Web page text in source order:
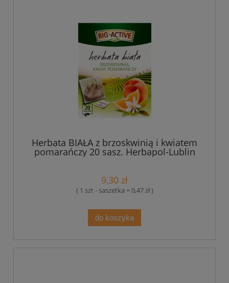
Herbata BIAŁA z brzoskwinią i kwiatem
pomarańczy 20 sasz. Herbapol-Lublin
9,30 zł
( 1 szt - saszetka = 0,47 zł )
do koszyka